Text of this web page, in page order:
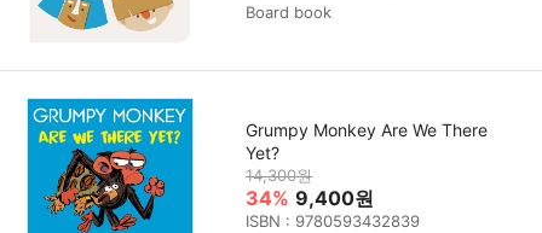
Board book
Grumpy Monkey Are We There
Yet?
14,300원
34% 9,400원
ISBN : 9780593432839